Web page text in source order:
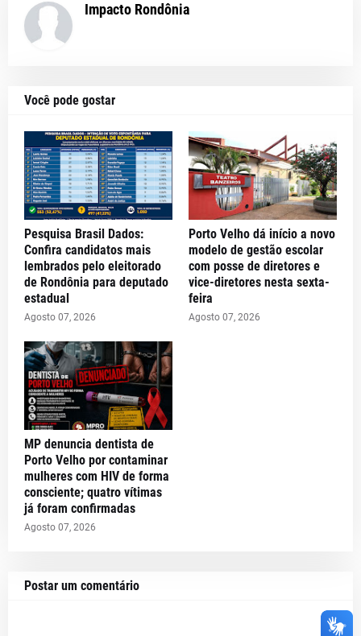
Impacto Rondônia
Você pode gostar
Pesquisa Brasil Dados:
Confira candidatos mais
lembrados pelo eleitorado
de Rondônia para deputado
estadual
Agosto 07, 2026
Porto Velho dá início a novo
modelo de gestão escolar
com posse de diretores e
vice-diretores nesta sexta-
feira
Agosto 07, 2026
MP denuncia dentista de
Porto Velho por contaminar
mulheres com HIV de forma
consciente; quatro vítimas
já foram confirmadas
Agosto 07, 2026
Postar um comentário